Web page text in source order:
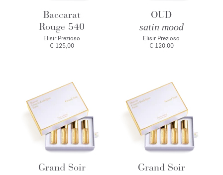
Baccarat
Rouge 540
Elisir Prezioso
€ 125,00
OUD
satin mood
Elisir Prezioso
€ 120,00
Grand Soir Grand Soir